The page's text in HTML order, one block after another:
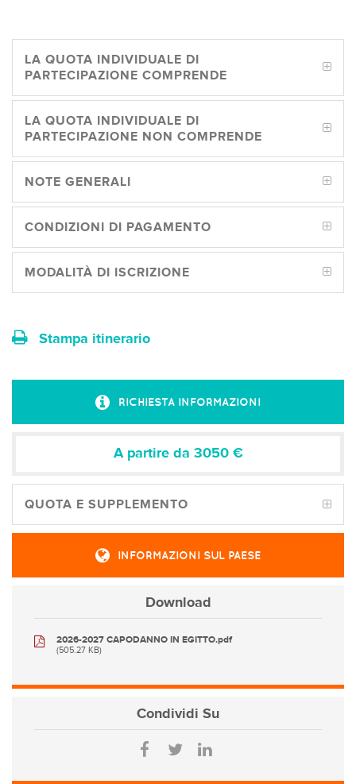
LA QUOTA INDIVIDUALE DI
PARTECIPAZIONE COMPRENDE
LA QUOTA INDIVIDUALE DI
PARTECIPAZIONE NON COMPRENDE
NOTE GENERALI
CONDIZIONI DI PAGAMENTO
MODALITÀ DI ISCRIZIONE
Stampa itinerario
RICHIESTA INFORMAZIONI
A partire da 3050 €
QUOTA E SUPPLEMENTO
INFORMAZIONI SUL PAESE
Download
2026-2027 CAPODANNO IN EGITTO.pdf
(505.27 KB)
Condividi Su